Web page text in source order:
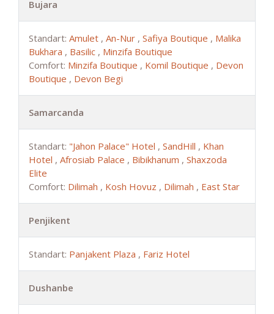
Bujara
Standart: Amulet , An-Nur , Safiya Boutique , Malika
Bukhara , Basilic , Minzifa Boutique
Comfort: Minzifa Boutique , Komil Boutique , Devon
Boutique , Devon Begi
Samarcanda
Standart: "Jahon Palace" Hotel , SandHill , Khan
Hotel , Afrosiab Palace , Bibikhanum , Shaxzoda
Elite
Comfort: Dilimah , Kosh Hovuz , Dilimah , East Star
Penjikent
Standart: Panjakent Plaza , Fariz Hotel
Dushanbe